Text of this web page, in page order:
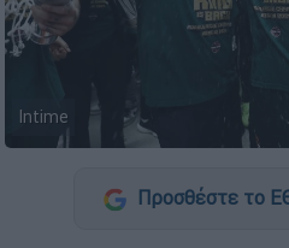
Intime
Προσθέστε το